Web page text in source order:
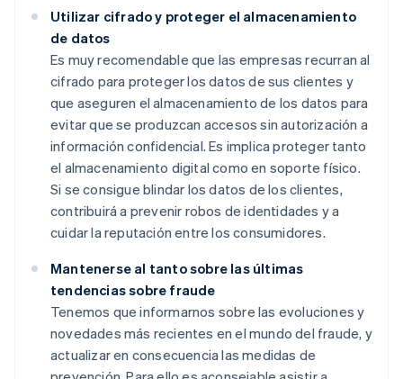
Utilizar cifrado y proteger el almacenamiento
de datos
Es muy recomendable que las empresas recurran al
cifrado para proteger los datos de sus clientes y
que aseguren el almacenamiento de los datos para
evitar que se produzcan accesos sin autorización a
información confidencial. Es implica proteger tanto
el almacenamiento digital como en soporte físico.
Si se consigue blindar los datos de los clientes,
contribuirá a prevenir robos de identidades y a
cuidar la reputación entre los consumidores.
Mantenerse al tanto sobre las últimas
tendencias sobre fraude
Tenemos que informarnos sobre las evoluciones y
novedades más recientes en el mundo del fraude, y
actualizar en consecuencia las medidas de